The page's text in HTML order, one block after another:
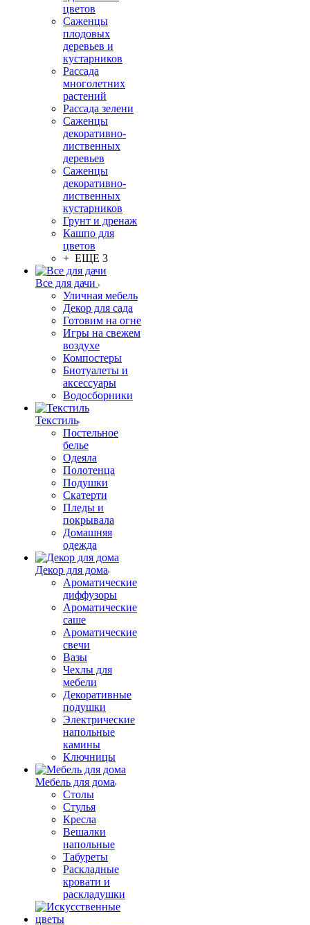
цветов
Саженцы
плодовых
деревьев и
кустарников
Рассада
многолетних
растений
Рассада зелени
Саженцы
декоративно-
лиственных
деревьев
Саженцы
декоративно-
лиственных
кустарников
Грунт и дренаж
Кашпо для
цветов
+ ЕЩЕ 3
Все для дачи
Уличная мебель
Декор для сада
Готовим на огне
Игры на свежем
воздухе
Компостеры
Биотуалеты и
аксессуары
Водосборники
Текстиль
Постельное
белье
Одеяла
Полотенца
Подушки
Скатерти
Пледы и
покрывала
Домашняя
одежда
Декор для дома
Ароматические
диффузоры
Ароматические
саше
Ароматические
свечи
Вазы
Чехлы для
мебели
Декоративные
подушки
Электрические
напольные
камины
Ключницы
Мебель для дома
Столы
Стулья
Кресла
Вешалки
напольные
Табуреты
Раскладные
кровати и
раскладушки